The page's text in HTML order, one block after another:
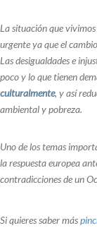
La situación que
urgente ya que el
Las desigualdades e
poco y lo que tienen
culturalmente, y así
ambiental y pobreza.
Uno de los temas
la respuesta europea
contradicciones de un
Si quieres saber más